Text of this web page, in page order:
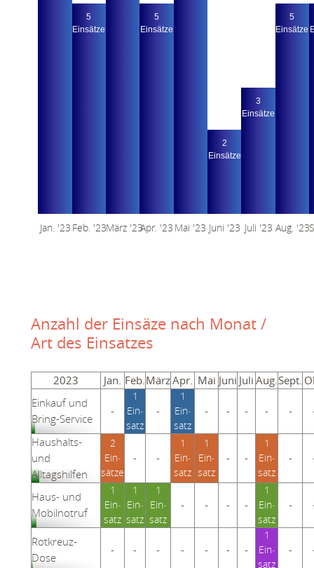
Jan. '23
5
Ein­sätze
Feb. '23März '23
5
Ein­sätze
Apr. '23 Mai '23
2
Ein­sätze
Juni '23
3
Ein­sätze
Juli '23
5
Ein­sätze
Aug. '23
Anzahl der Einsäze nach Monat /
Art des Einsatzes
2023 Jan. Feb.MärzApr. Mai Juni Juli Aug.Sept.
Einkauf und
Bring-Service
-
1
Ein­
satz
-
1
Ein­
satz
- - - - -
Haushalts-
und
Alltagshilfen
2
Ein­
sätze
- -
1
Ein­
satz
1
Ein­
satz
- -
1
Ein­
satz
-
Haus- und
Mobilnotruf
1
Ein­
satz
1
Ein­
satz
1
Ein­
satz
- - - -
1
Ein­
satz
-
Rotkreuz-
Dose
- - - - - - -
1
Ein­
satz
-